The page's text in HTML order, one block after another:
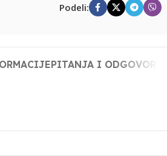
Podeli:
PITANJA I ODGOVORI